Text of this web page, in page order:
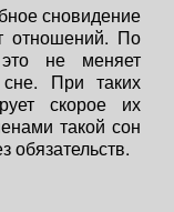
сновидение
отношений. По
не меняет
При таких
скорое их
такой сон